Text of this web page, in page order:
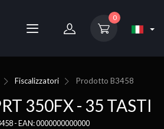
0
Fiscalizzatori Prodotto B3458
350FX - 35 TASTI
- EAN: 0000000000000